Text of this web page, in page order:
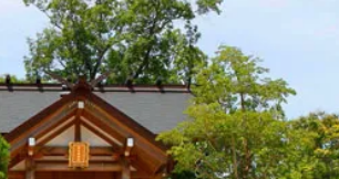
舞台俳優 アーティスト
ワールドメイトを知